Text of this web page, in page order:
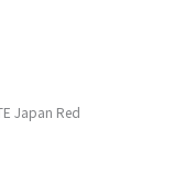
Japan Red